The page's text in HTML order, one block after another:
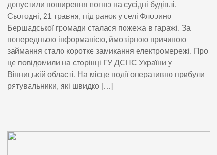
допустили поширення вогню на сусідні будівлі.
Сьогодні, 21 травня, під ранок у селі Флорино
Бершадської громади сталася пожежа в гаражі. За
попередньою інформацією, ймовірною причиною
займання стало коротке замикання електромережі. Про
це повідомили на сторінці ГУ ДСНС України у
Вінницькій області. На місце події оперативно прибули
рятувальники, які швидко […]